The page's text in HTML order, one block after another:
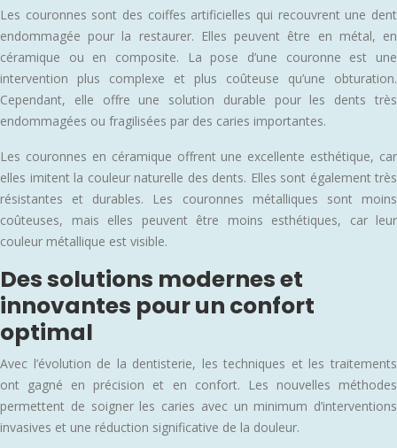
Les couronnes sont des coiffes artificielles qui recouvrent une dent
endommagée pour la restaurer. Elles peuvent être en métal, en
céramique ou en composite. La pose d’une couronne est une
intervention plus complexe et plus coûteuse qu’une obturation.
Cependant, elle offre une solution durable pour les dents très
endommagées ou fragilisées par des caries importantes.
Les couronnes en céramique offrent une excellente esthétique, car
elles imitent la couleur naturelle des dents. Elles sont également très
résistantes et durables. Les couronnes métalliques sont moins
coûteuses, mais elles peuvent être moins esthétiques, car leur
couleur métallique est visible.
Des solutions modernes et
innovantes pour un confort
optimal
Avec l’évolution de la dentisterie, les techniques et les traitements
ont gagné en précision et en confort. Les nouvelles méthodes
permettent de soigner les caries avec un minimum d’interventions
invasives et une réduction significative de la douleur.